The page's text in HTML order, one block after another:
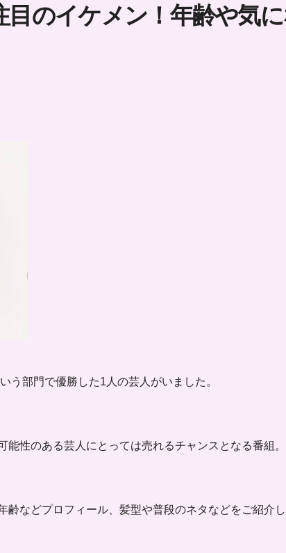
のイケメン！年齢や気
う部門で優勝した1人の芸人がいました。
性のある芸人にとっては売れるチャンスとなる番組。
齢などプロフィール、髪型や普段のネタなどをご紹介